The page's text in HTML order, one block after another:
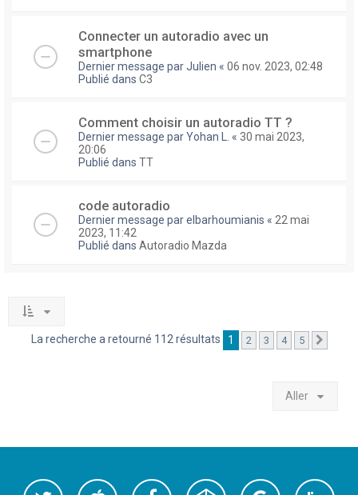
Connecter un autoradio avec un
smartphone
Dernier message parJulien « 06 nov. 2023, 02:48
Publié dans C3
Comment choisir un autoradio TT ?
Dernier message parYohan L. « 30 mai 2023,
20:06
Publié dans TT
code autoradio
Dernier message parelbarhoumianis « 22 mai
2023, 11:42
Publié dans Autoradio Mazda
La recherche a retourné 112 résultats 1 2 3 4 5
Aller